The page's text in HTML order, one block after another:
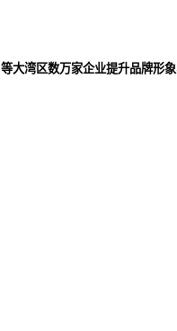
等大湾区数万家企业提升品牌形